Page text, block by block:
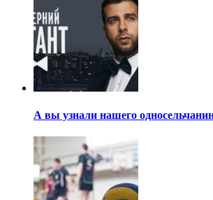
А вы узнали нашего